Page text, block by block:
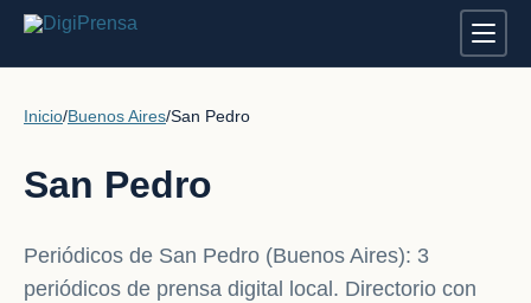
Inicio/Buenos Aires/San Pedro
San Pedro
Periódicos de San Pedro (Buenos Aires): 3
periódicos de prensa digital local. Directorio con